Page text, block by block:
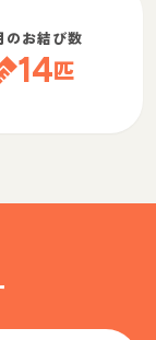
のお結び数
14匹